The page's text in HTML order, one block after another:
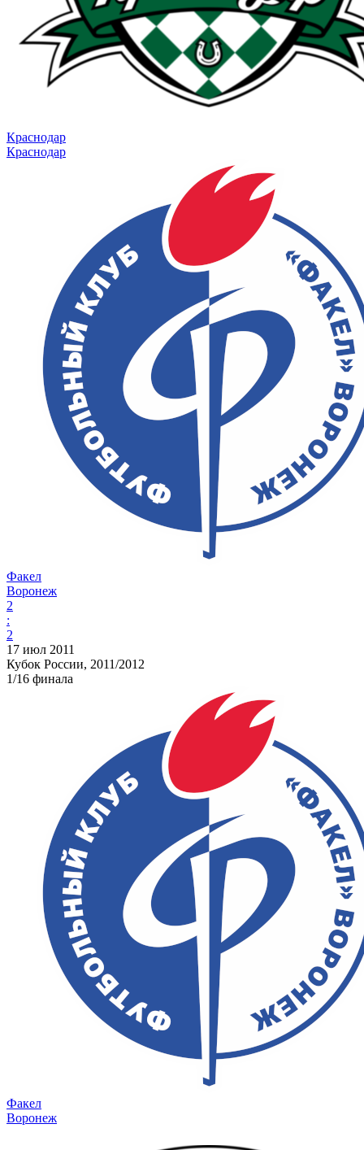
Краснодар
Краснодар
Факел
Воронеж
2
:
2
17 июл 2011
Кубок России, 2011/2012
1/16 финала
Факел
Воронеж